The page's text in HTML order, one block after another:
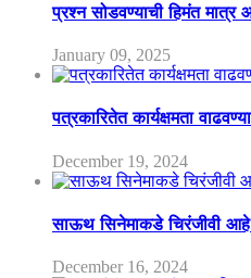
प्रश्न सोडवण्याची हिमंत
January 09, 2025
पत्रकारितेत कार्यक्षमता
December 19, 2024
साऊथ सिनेमाकडे चिरंजीवी आहे
December 16, 2024